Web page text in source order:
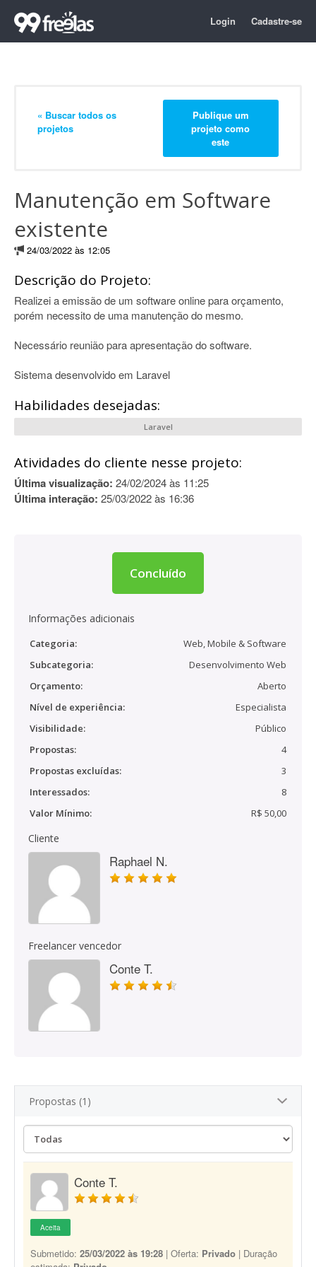
Login Cadastre-se
« Buscar todos os
projetos
Publique um
projeto como
este
Manutenção em Software
existente
24/03/2022 às 12:05
Descrição do Projeto:
Realizei a emissão de um software online para orçamento,
porém necessito de uma manutenção do mesmo.
Necessário reunião para apresentação do software.
Sistema desenvolvido em Laravel
Habilidades desejadas:
Laravel
Atividades do cliente nesse projeto:
Última visualização: 24/02/2024 às 11:25
Última interação: 25/03/2022 às 16:36
Concluído
Informações adicionais
Categoria:
Web, Mobile & Software
Subcategoria:
Desenvolvimento Web
Orçamento:
Aberto
Nível de experiência:
Especialista
Visibilidade:
Público
Propostas:
4
Propostas excluídas:
3
Interessados:
8
Valor Mínimo:
R$ 50,00
Cliente
Raphael N.
Freelancer vencedor
Conte T.
Propostas (1)
Conte T.
Aceita
Submetido: 25/03/2022 às 19:28 | Oferta: Privado | Duração